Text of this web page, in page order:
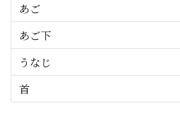
あご
あご下
うなじ
首